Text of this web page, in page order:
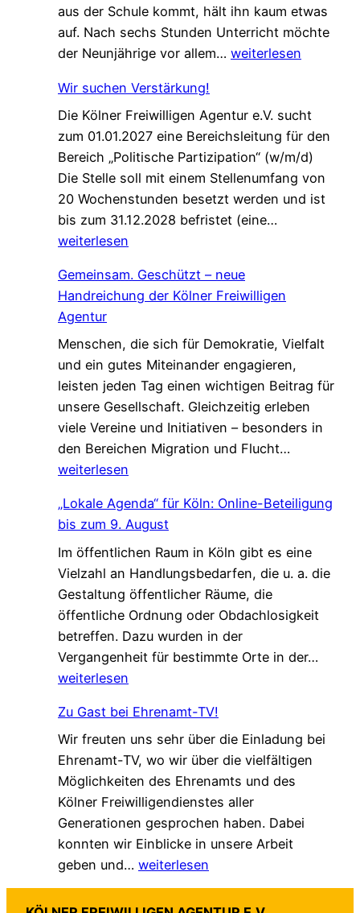
aus der Schule kommt, hält ihn kaum etwas
auf. Nach sechs Stunden Unterricht möchte
der Neunjährige vor allem… E
e
P
a
t
e
n
h
a
t
,
d
i
e
d
L
b
e
n
v
e
r
e
r
t
–
a
u
b
weiterlesen
Wir suchen Verstärkung!
Die Kölner Freiwilligen Agentur e.V. sucht
zum 01.01.2027 eine Bereichsleitung für den
Bereich „Politische Partizipation“ (w/m/d)
Die Stelle soll mit einem Stellenumfang von
20 Wochenstunden besetzt werden und ist
bis zum 31.12.2028 befristet (eine…
u
h
e
n
V
e
r
ä
k
u
g
weiterlesen
Gemeinsam. Geschützt – neue
Handreichung der Kölner Freiwilligen
Agentur
Menschen, die sich für Demokratie, Vielfalt
und ein gutes Miteinander engagieren,
leisten jeden Tag einen wichtigen Beitrag für
unsere Gesellschaft. Gleichzeitig erleben
viele Vereine und Initiativen – besonders in
den Bereichen Migration und Flucht…
e
n
s
m
G
h
ü
t
t
e
weiterlesen
„Lokale Agenda“ für Köln: Online-Beteiligung
bis zum 9. August
Im öffentlichen Raum in Köln gibt es eine
Vielzahl an Handlungsbedarfen, die u. a. die
Gestaltung öffentlicher Räume, die
öffentliche Ordnung oder Obdachlosigkeit
betreffen. Dazu wurden in der
Vergangenheit für bestimmte Orte in der…
a
d
weiterlesen
Zu Gast bei Ehrenamt-TV!
Wir freuten uns sehr über die Einladung bei
Ehrenamt-TV, wo wir über die vielfältigen
Möglichkeiten des Ehrenamts und des
Kölner Freiwilligendienstes aller
Generationen gesprochen haben. Dabei
konnten wir Einblicke in unsere Arbeit
geben und… Z
u
G
weiterlesen